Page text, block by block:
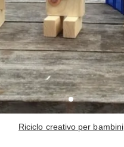
Riciclo creativo per bambini